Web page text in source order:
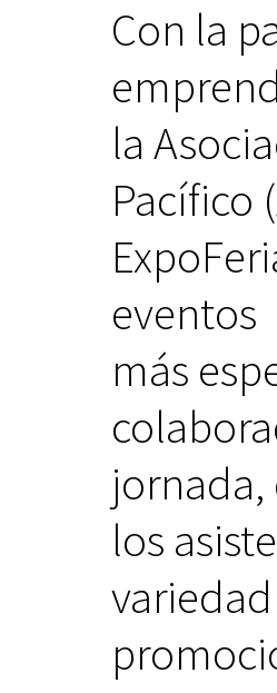
Con la
la
Pacífico
eventos
más
jornada,
los